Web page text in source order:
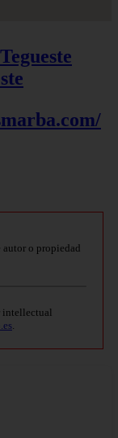
o propiedad
intellectual